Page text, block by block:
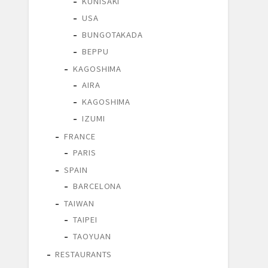
USA
BUNGOTAKADA
BEPPU
KAGOSHIMA
AIRA
KAGOSHIMA
IZUMI
FRANCE
PARIS
SPAIN
BARCELONA
TAIWAN
TAIPEI
TAOYUAN
RESTAURANTS